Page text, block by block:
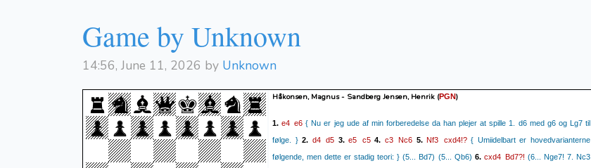
Game by Unknown
14:56, June 11, 2026 by Unknown
Håkonsen, Magnus - Sandberg Jensen, Henrik (PGN)
1.e4 e6 { Nu er jeg ude af min forberedelse da han plejer at spille 1. d6 med g6 og Lg7 til
følge. }2. d4 d5 3.e5 c54. c3 Nc6 5.Nf3 cxd4!?{ Umiidelbart er hovedvarianterne
følgende, men dette er stadig teori: } (5... Bd7) (5... Qb6) 6. cxd4 Bd7?! (6... Nge7! 7. Nc3